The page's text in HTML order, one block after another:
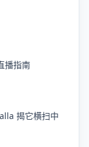
播指南
揭它横扫中